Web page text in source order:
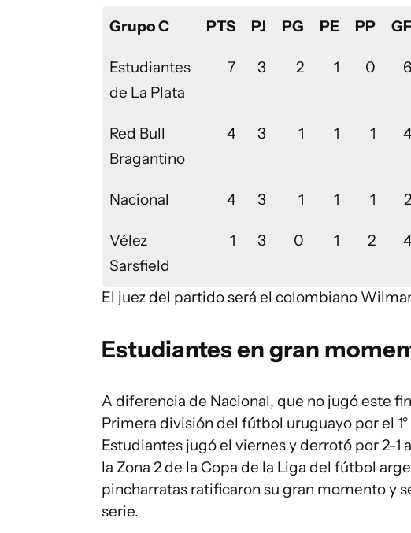
Grupo C PTS PJ PG PE PP GF
Estudiantes
de La Plata
7 3 2 1 0 6
Red Bull
Bragantino
4 3 1 1 1 4
Nacional 4 3 1 1 1 2
Vélez
Sarsfield
1 3 0 1 2 4
El juez del partido será el colombiano
Estudiantes en gran
A diferencia de Nacional, que no jugó este
Primera división del fútbol uruguayo por el
Estudiantes jugó el viernes y derrotó por 2-1
la Zona 2 de la Copa de la Liga del fútbol
pincharratas ratificaron su gran momento y
serie.